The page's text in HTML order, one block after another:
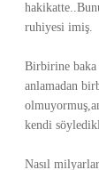
ruhiyesi imiş.
Birbirine baka
anlamadan
kendi
Nasıl